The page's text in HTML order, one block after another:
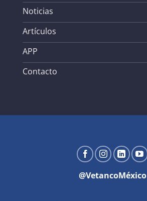
Noticias
Artículos
APP
Contacto
@VetancoMéxico